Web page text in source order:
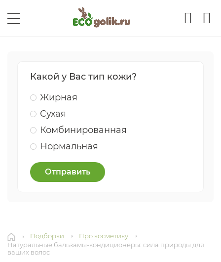
Какой у Вас тип кожи?
Жирная
Сухая
Комбинированная
Нормальная
Отправить
Подборки
Про косметику
Натуральные бальзамы-кондиционеры: сила природы для
ваших волос